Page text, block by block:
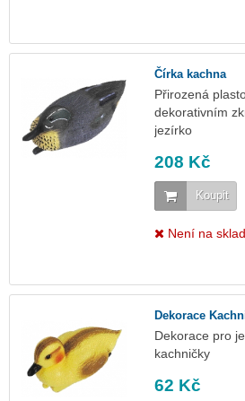
Čírka kachna
Přirozená
dekorativním
jezírko
208 Kč
Koupit
Není na
Dekorace
Dekorace pro
kachničky
62 Kč